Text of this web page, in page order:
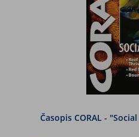
Časopis CORAL -